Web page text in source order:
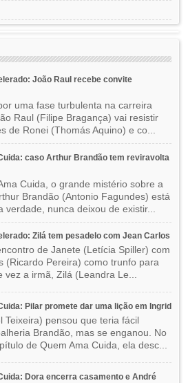
João Raul recebe convite
uma fase turbulenta na carreira
Raul (Filipe Bragança) vai resistir
de Ronei (Thomás Aquino) e co...
caso Arthur Brandão tem reviravolta
Cuida, o grande mistério sobre a
Brandão (Antonio Fagundes) está
verdade, nunca deixou de existir...
Zilá tem pesadelo com Jean Carlos
de Janete (Letícia Spiller) com
(Ricardo Pereira) como trunfo para
vez a irmã, Zilá (Leandra Le...
Pilar promete dar uma lição em Ingrid
Teixeira) pensou que teria fácil
Brandão, mas se enganou. No
de Quem Ama Cuida, ela desc...
Dora encerra casamento e André